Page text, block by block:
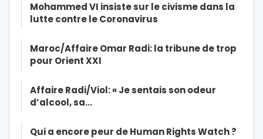
Mohammed VI insiste sur le civisme dans la
lutte contre le Coronavirus
Maroc/Affaire Omar Radi: la tribune de trop
pour Orient XXI
Affaire Radi/Viol: « Je sentais son odeur
d’alcool, sa…
Qui a encore peur de Human Rights Watch ?